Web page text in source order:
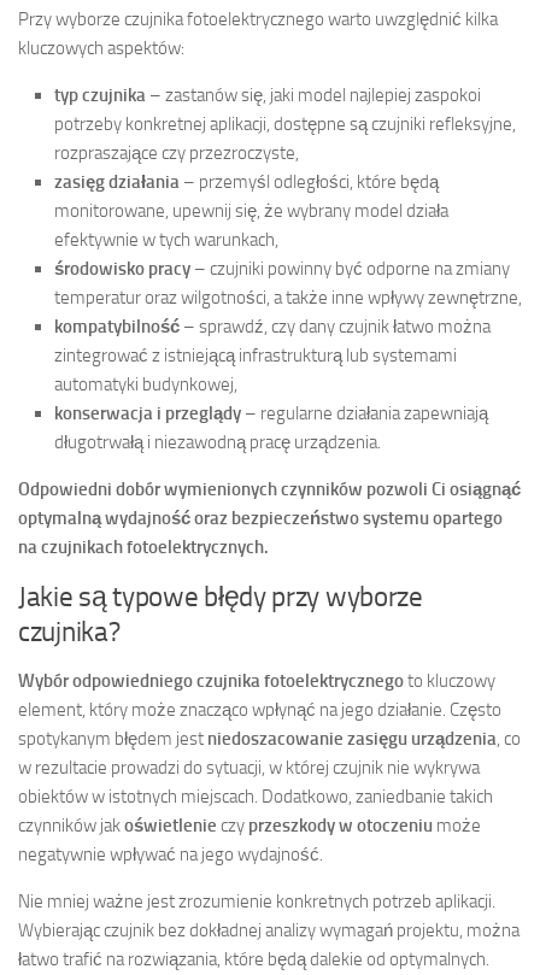
Przy wyborze czujnika fotoelektrycznego warto uwzględnić kilka
kluczowych aspektów:
typ czujnika – zastanów się, jaki model najlepiej zaspokoi
potrzeby konkretnej aplikacji, dostępne są czujniki refleksyjne,
rozpraszające czy przezroczyste,
zasięg działania – przemyśl odległości, które będą
monitorowane, upewnij się, że wybrany model działa
efektywnie w tych warunkach,
środowisko pracy – czujniki powinny być odporne na zmiany
temperatur oraz wilgotności, a także inne wpływy zewnętrzne,
kompatybilność – sprawdź, czy dany czujnik łatwo można
zintegrować z istniejącą infrastrukturą lub systemami
automatyki budynkowej,
konserwacja i przeglądy – regularne działania zapewniają
długotrwałą i niezawodną pracę urządzenia.
Odpowiedni dobór wymienionych czynników pozwoli Ci osiągnąć
optymalną wydajność oraz bezpieczeństwo systemu opartego
na czujnikach fotoelektrycznych.
Jakie są typowe błędy przy wyborze
czujnika?
Wybór odpowiedniego czujnika fotoelektrycznegoto kluczowy
element, który może znacząco wpłynąć na jego działanie. Często
spotykanym błędem jest niedoszacowanie zasięgu urządzenia , co
w rezultacie prowadzi do sytuacji, w której czujnik nie wykrywa
obiektów w istotnych miejscach. Dodatkowo, zaniedbanie takich
czynników jakoświetlenie czy przeszkody w otoczeniu może
negatywnie wpływać na jego wydajność.
Nie mniej ważne jest zrozumienie konkretnych potrzeb aplikacji.
Wybierając czujnik bez dokładnej analizy wymagań projektu, można
łatwo trafić na rozwiązania, które będą dalekie od optymalnych.